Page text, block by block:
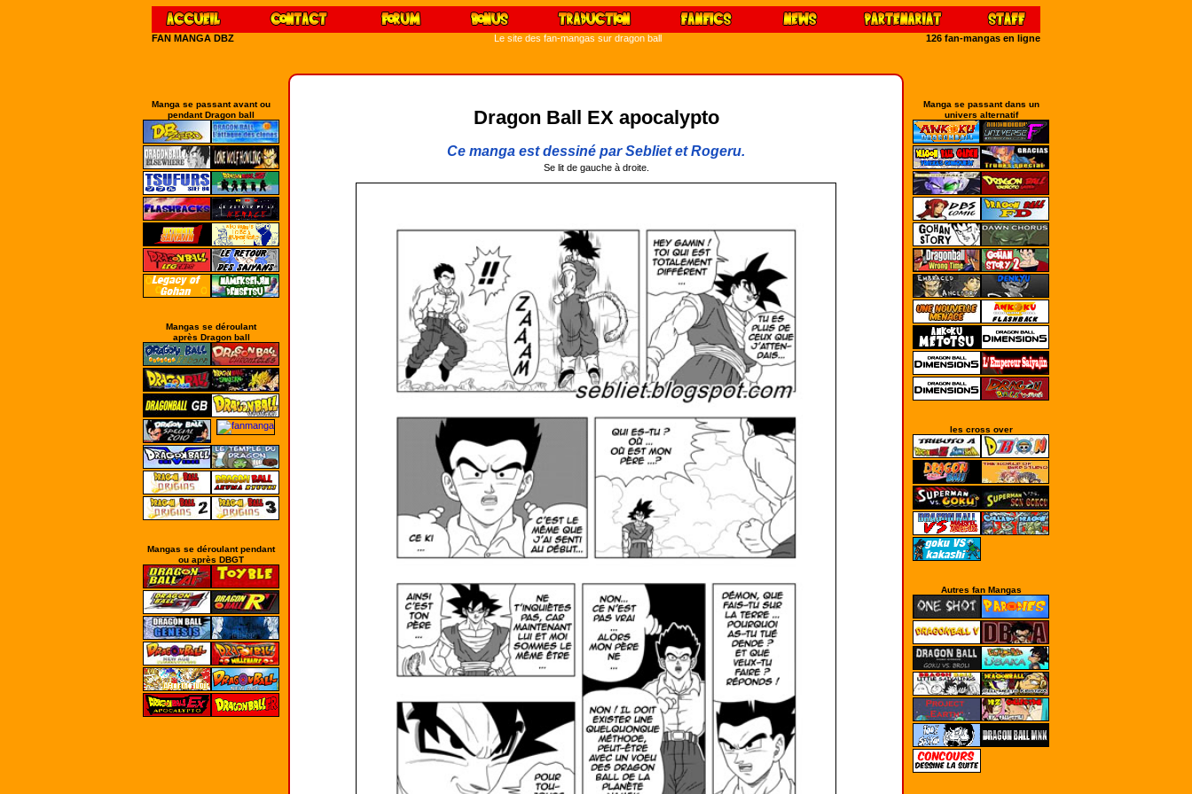
FAN MANGA DBZ Le site des fan-mangas sur dragon ball 126 fan-mangas en ligne
Manga se passant dans un
univers alternatif
les cross over
Autres fan Mangas
Manga se passant avant ou
pendant Dragon ball
Mangas se déroulant
après Dragon ball
Mangas se déroulant pendant
ou après DBGT
Dragon Ball EX apocalypto
Ce manga est dessiné par Sebliet et Rogeru.
Se lit de gauche à droite.